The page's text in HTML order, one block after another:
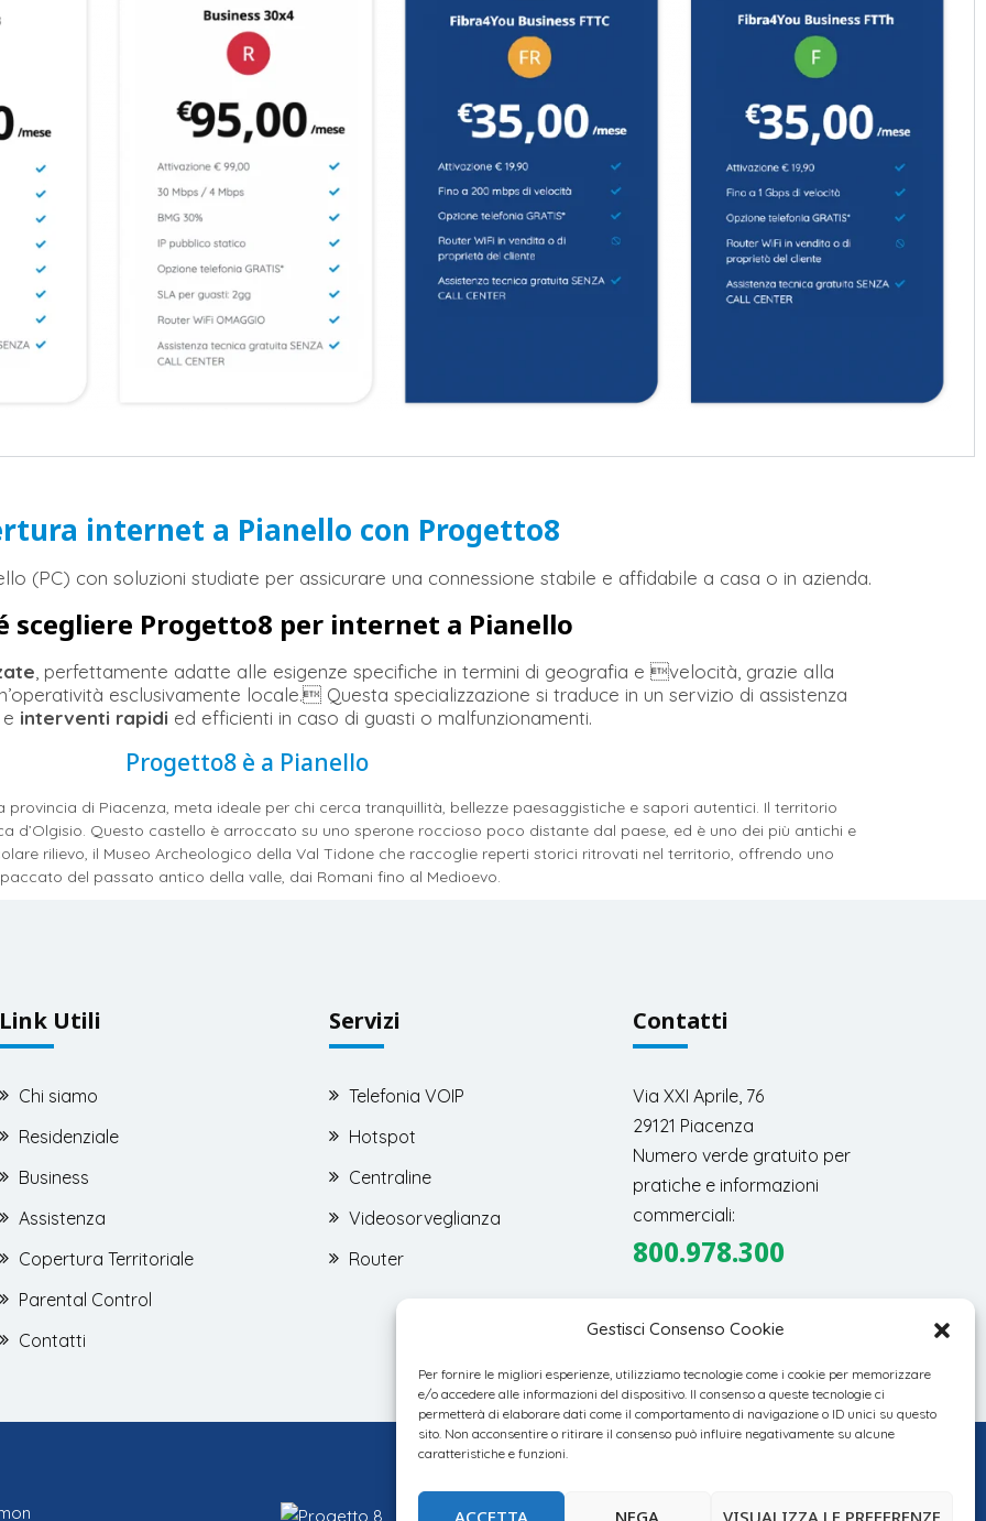
Gestisci Consenso Cookie
Per fornire le migliori esperienze, utilizziamo tecnologie come i cookie per memorizzare
e/o accedere alle informazioni del dispositivo. Il consenso a queste tecnologie ci
permetterà di elaborare dati come il comportamento di navigazione o ID unici su questo
sito. Non acconsentire o ritirare il consenso può influire negativamente su alcune
caratteristiche e funzioni.
ACCETTA NEGA VISUALIZZA LE PREFERENZE
internet a Pianello con Progetto8
(PC) con soluzioni studiate per assicurare una connessione stabile e affidabile a casa o in azienda.
scegliere Progetto8 per internet a Pianello
, perfettamente adatte alle esigenze specifiche in termini di geografia e velocità, grazie alla
esclusivamente locale. Questa specializzazione si traduce in un servizio di assistenza
interventi rapidi ed efficienti in caso di guasti o malfunzionamenti.
Progetto8 è a Pianello
provincia di Piacenza, meta ideale per chi cerca tranquillità, bellezze paesaggistiche e sapori autentici. Il territorio
d’Olgisio. Questo castello è arroccato su uno sperone roccioso poco distante dal paese, ed è uno dei più antichi e
rilievo, il Museo Archeologico della Val Tidone che raccoglie reperti storici ritrovati nel territorio, offrendo uno
del passato antico della valle, dai Romani fino al Medioevo.
Link Utili
Chi siamo
Residenziale
Business
Assistenza
Copertura Territoriale
Parental Control
Contatti
Servizi
Telefonia VOIP
Hotspot
Centraline
Videosorveglianza
Router
Contatti
Via XXI Aprile, 76
29121 Piacenza
Numero verde gratuito per
pratiche e informazioni
commerciali:
800.978.300